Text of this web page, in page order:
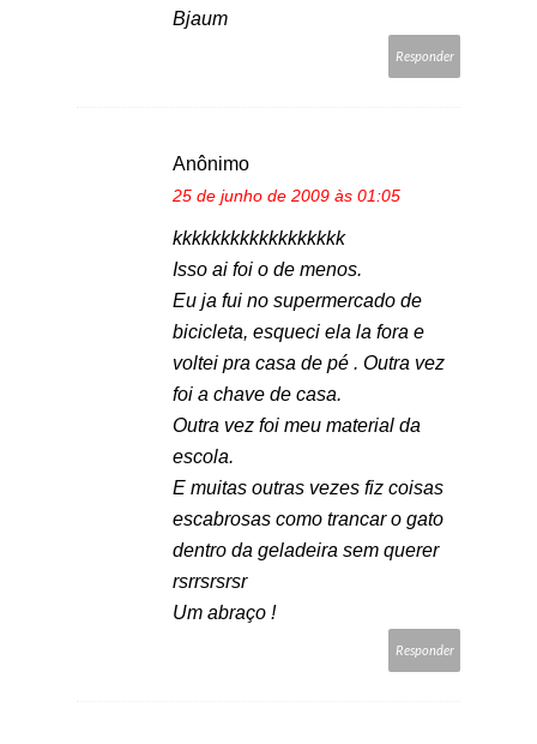
Bjaum
Responder
Anônimo
25 de junho de 2009 às 01:05
kkkkkkkkkkkkkkkkkk
Isso ai foi o de menos.
Eu ja fui no supermercado de
bicicleta, esqueci ela la fora e
voltei pra casa de pé . Outra vez
foi a chave de casa.
Outra vez foi meu material da
escola.
E muitas outras vezes fiz coisas
escabrosas como trancar o gato
dentro da geladeira sem querer
rsrrsrsrsr
Um abraço !
Responder